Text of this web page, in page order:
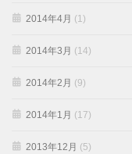
2014年4月 (1)
2014年3月 (14)
2014年2月 (9)
2014年1月 (17)
2013年12月 (5)